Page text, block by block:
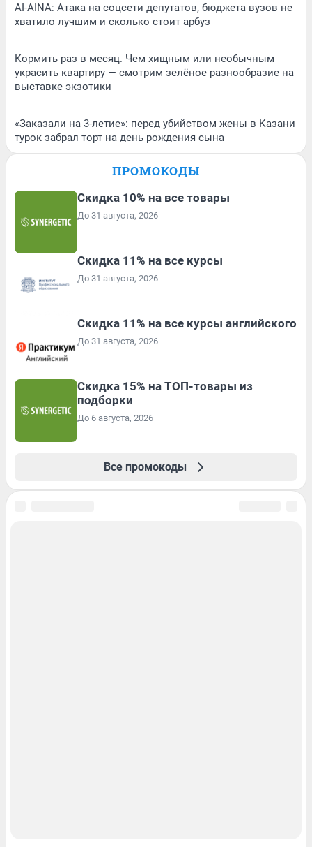
AI-AINA: Атака на соцсети депутатов, бюджета вузов не
хватило лучшим и сколько стоит арбуз
Кормить раз в месяц. Чем хищным или необычным
украсить квартиру — смотрим зелёное разнообразие на
выставке экзотики
«Заказали на 3-летие»: перед убийством жены в Казани
турок забрал торт на день рождения сына
ПРОМОКОДЫ
Скидка 10% на все товары
До 31 августа, 2026
Скидка 11% на все курсы
До 31 августа, 2026
Скидка 11% на все курсы английского
До 31 августа, 2026
Скидка 15% на ТОП-товары из
подборки
До 6 августа, 2026
Все промокоды